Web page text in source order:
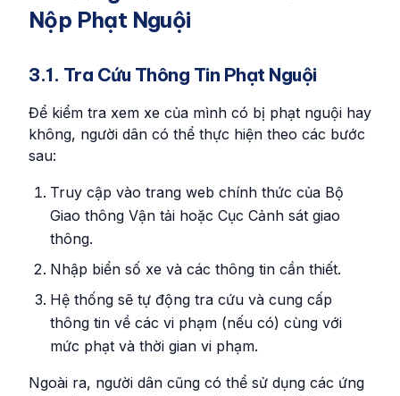
Nộp Phạt Nguội
3.1. Tra Cứu Thông Tin Phạt Nguội
Để kiểm tra xem xe của mình có bị phạt nguội hay
không, người dân có thể thực hiện theo các bước
sau:
Truy cập vào trang web chính thức của Bộ
Giao thông Vận tải hoặc Cục Cảnh sát giao
thông.
Nhập biển số xe và các thông tin cần thiết.
Hệ thống sẽ tự động tra cứu và cung cấp
thông tin về các vi phạm (nếu có) cùng với
mức phạt và thời gian vi phạm.
Ngoài ra, người dân cũng có thể sử dụng các ứng